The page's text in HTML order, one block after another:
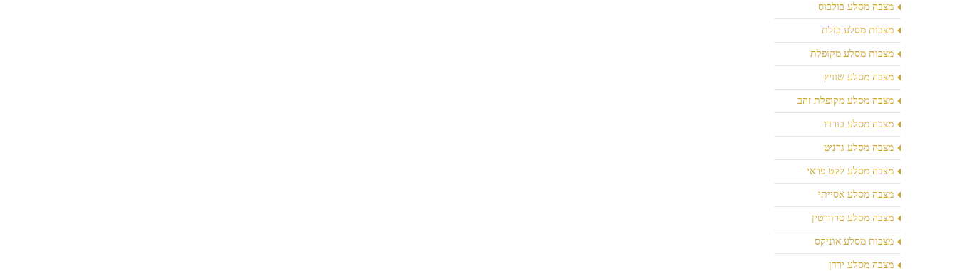
מצבה מסלע בולבוס
מצבות מסלע בזלת
מצבות מסלע מקופלת
מצבה מסלע שוויץ
מצבה מסלע מקופלת זהב
מצבה מסלע בורדו
מצבה מסלע גרניט
מצבה מסלע לקט פראי
מצבה מסלע אסייתי
מצבה מסלע טרוורטין
מצבות מסלע אוניקס
מצבה מסלע ירדן